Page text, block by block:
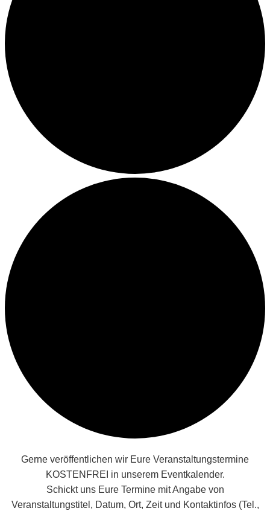
Gerne veröffentlichen wir Eure Veranstaltungstermine
KOSTENFREI in unserem Eventkalender.
Schickt uns Eure Termine mit Angabe von
Veranstaltungstitel, Datum, Ort, Zeit und Kontaktinfos (Tel.,